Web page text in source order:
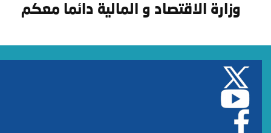
وزارة الاقتصاد و المالية دائما معكم